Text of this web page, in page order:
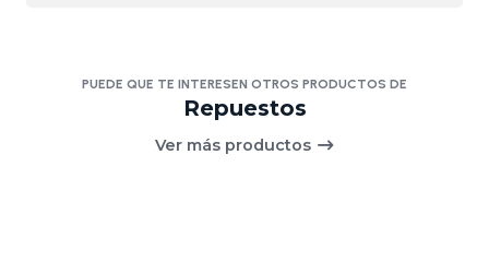
PUEDE QUE TE INTERESEN OTROS PRODUCTOS DE
Repuestos
Ver más productos